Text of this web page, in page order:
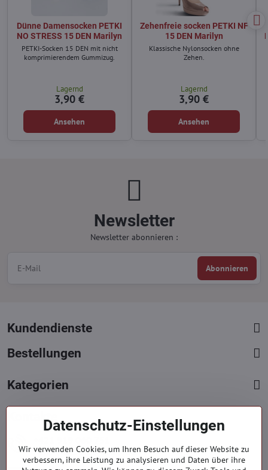
Dünne Damensocken PETKI
NO STRESS 15 DEN Marilyn
PETKI-Socken 15 DEN mit nicht
komprimierendem Gummizug.
Lagernd
3,90 €
Ansehen
Zehenfreie socken PETKI NF
15 DEN Marilyn
Klassische Nylonsocken ohne
Zehen.
Lagernd
3,90 €
Ansehen
Newsletter
Newsletter abonnieren :
Abonnieren
Kundendienste
Bestellungen
Kategorien
Kontakte
Mont. - Freit. : 09:00 - 15:00 hod.
Datenschutz-Einstellungen
Wir verwenden Cookies, um Ihren Besuch auf dieser Website zu
verbessern, ihre Leistung zu analysieren und Daten über ihre